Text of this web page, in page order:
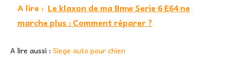
A lire : Le klaxon de ma Bmw Serie 6 E64 ne
marche plus : Comment réparer ?
A lire aussi : Siege auto pour chien